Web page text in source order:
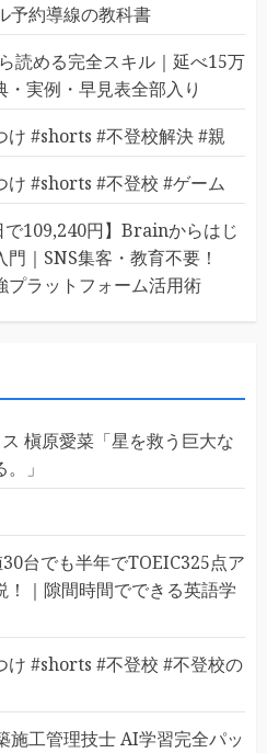
予約導線の教科書
める完全スキル｜延べ15万
実例・早見表全部入り
け #shorts #不登校解決 #親
け #shorts #不登校 #ゲーム
109,240円】Brainからはじ
｜SNS集客・教育不要！
プラットフォーム活用術
槇原愛菜「星を救う巨大な
」
台でも半年でTOEIC325点ア
！｜隙間時間でできる英語学
け #shorts #不登校 #不登校の
施工管理技士 AI学習完全パッ